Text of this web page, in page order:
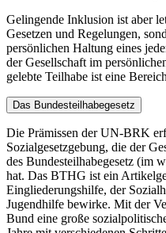
Gelingende Inklusion ist aber
Gesetzen und Regelungen,
persönlichen Haltung eines
der Gesellschaft im
gelebte Teilhabe ist eine
Das Bundesteilhabegesetz
Die Prämissen der UN-BRK
Sozialgesetzgebung, die der
des Bundesteilhabegesetz (im
hat. Das BTHG ist ein
Eingliederungshilfe, der
Jugendhilfe bewirke. Mit der
Bund eine große